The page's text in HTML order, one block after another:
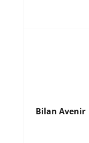
Bilan Avenir